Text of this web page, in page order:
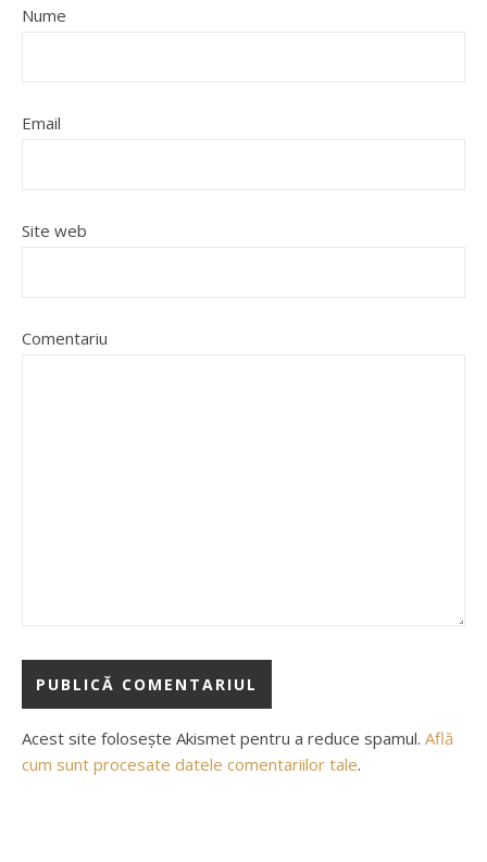
Nume
Email
Site web
Comentariu
Acest site folosește Akismet pentru a reduce spamul. Află
cum sunt procesate datele comentariilor tale.